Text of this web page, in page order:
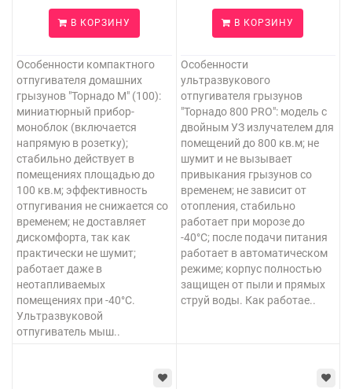
В КОРЗИНУ
Особенности компактного
отпугивателя домашних
грызунов "Торнадо М" (100):
миниатюрный прибор-
моноблок (включается
напрямую в розетку);
стабильно действует в
помещениях площадью до
100 кв.м; эффективность
отпугивания не снижается со
временем; не доставляет
дискомфорта, так как
практически не шумит;
работает даже в
неотапливаемых
помещениях при -40°C.
Ультразвуковой
отпугиватель мыш..
В КОРЗИНУ
Особенности
ультразвукового
отпугивателя грызунов
"Торнадо 800 PRO": модель с
двойным УЗ излучателем для
помещений до 800 кв.м; не
шумит и не вызывает
привыкания грызунов со
временем; не зависит от
отопления, стабильно
работает при морозе до
-40°C; после подачи питания
работает в автоматическом
режиме; корпус полностью
защищен от пыли и прямых
струй воды. Как работае..